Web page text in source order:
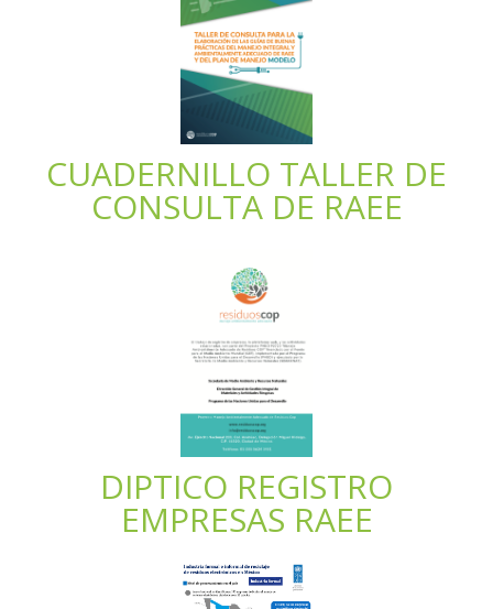
CUADERNILLO TALLER DE
CONSULTA DE RAEE
DIPTICO REGISTRO
EMPRESAS RAEE